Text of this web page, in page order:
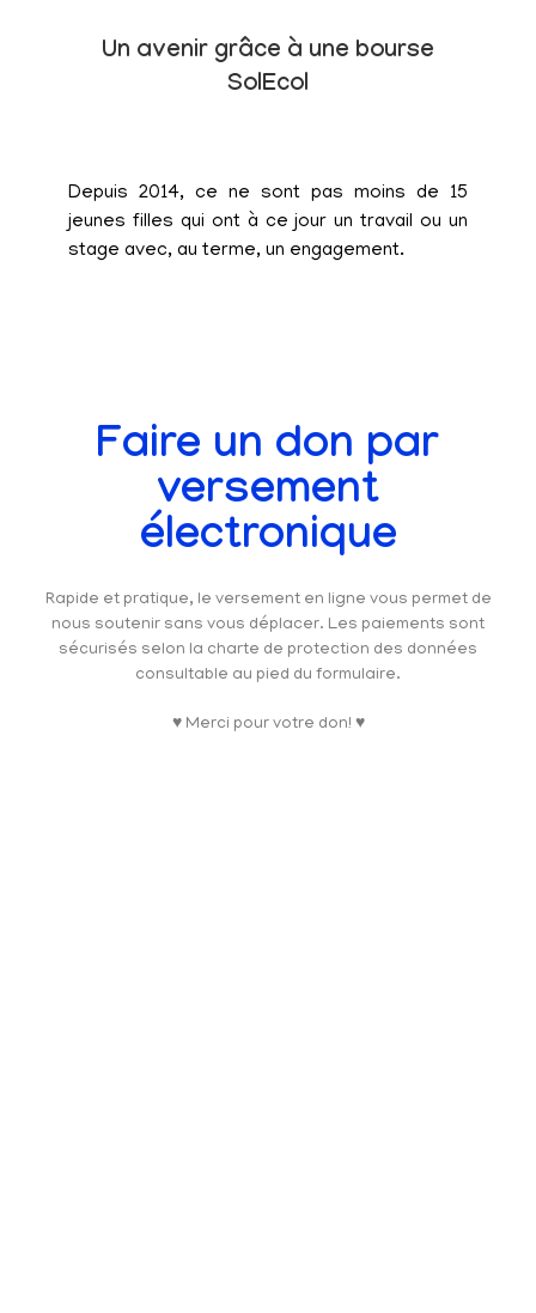
Un avenir grâce à une bourse
SolEcol
Depuis 2014, ce ne sont pas moins de 15
jeunes filles qui ont à ce jour un travail ou un
stage avec, au terme, un engagement.
Faire un don par
versement
électronique
Rapide et pratique, le versement en ligne vous permet de
nous soutenir sans vous déplacer. Les paiements sont
sécurisés selon la charte de protection des données
consultable au pied du formulaire.
♥ Merci pour votre don! ♥